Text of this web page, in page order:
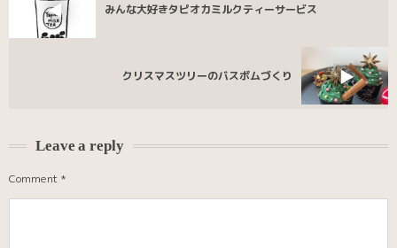
みんな大好きタピオカミルクティーサービス
クリスマスツリーのバスボムづくり
Leave a reply
Comment *